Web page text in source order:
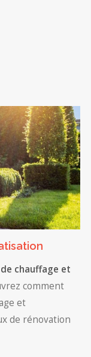
chauffage et
comment
et
de rénovation